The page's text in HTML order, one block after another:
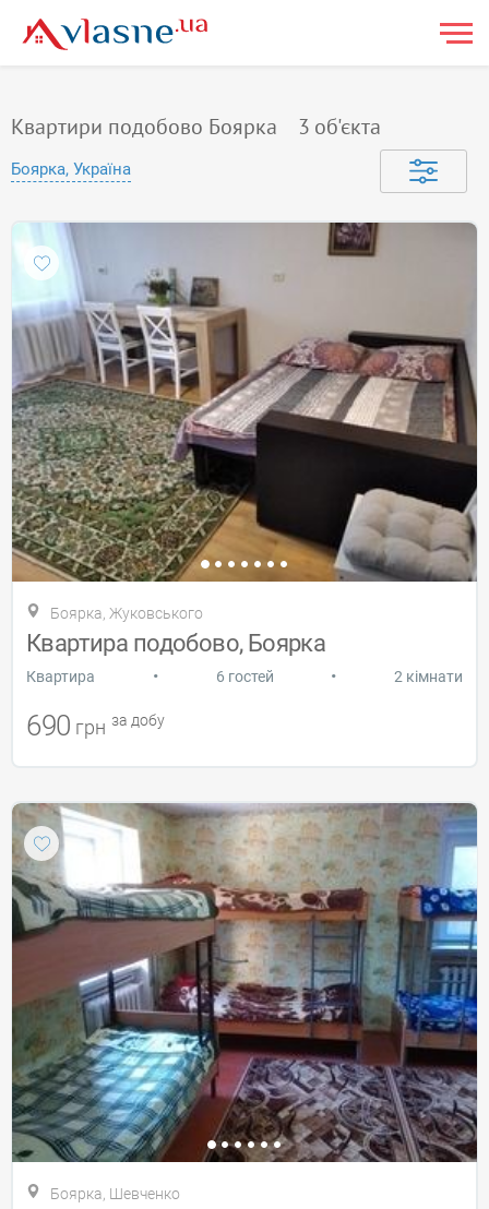
Квартири подобово Боярка 3 об'єкта
Боярка, Україна
Боярка, Жуковського
Квартира подобово, Боярка
Квартира • 6 гостей • 2 кімнати
690 грн за добу
Боярка, Шевченко